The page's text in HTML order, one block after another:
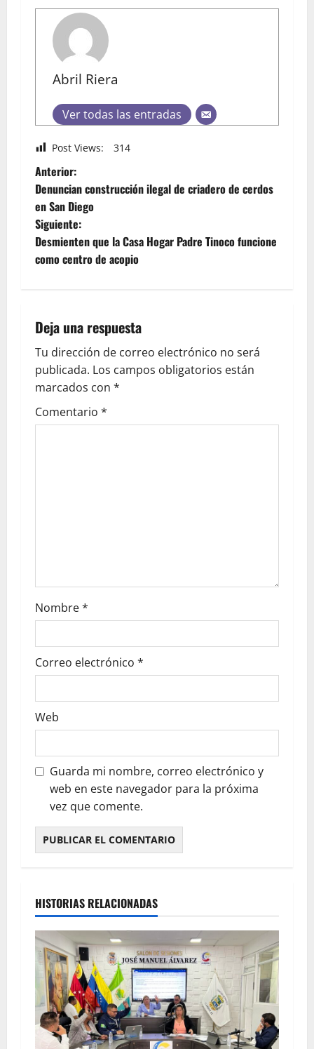
Abril Riera
Ver todas las entradas
Post Views: 314
Anterior:
Denuncian construcción ilegal de criadero de cerdos
en San Diego
Siguiente:
Desmienten que la Casa Hogar Padre Tinoco funcione
como centro de acopio
Deja una respuesta
Tu dirección de correo electrónico no será
publicada. Los campos obligatorios están
marcados con *
Comentario *
Nombre*
Correo electrónico *
Web
Guarda mi nombre, correo electrónico y
web en este navegador para la próxima
vez que comente.
HISTORIAS RELACIONADAS